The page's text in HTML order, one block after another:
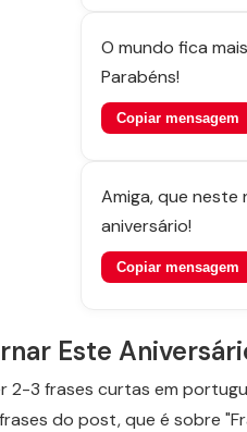
O mundo fica
Parabéns!
Copiar mensagem
Amiga, que
aniversário!
Copiar mensagem
Este
2-3 frases curtas em
do post, que é sobre